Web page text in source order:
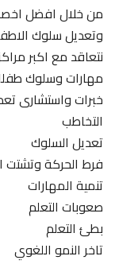
من خلال افضل
وتعديل سلوك
نتعاقد مع اكبر
مهارات وسلوك
خبرات واستشارى
التخاطب
تعديل السلوك
فرط الحركة وتشتت
تنمية المهارات
صعوبات التعلم
بطئ التعلم
تاخر النمو اللغوي